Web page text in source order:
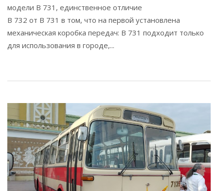
модели B 731, единственное отличие
B 732 от В 731 в том, что на первой установлена
механическая коробка передач: В 731 подходит только
для использования в городе,...